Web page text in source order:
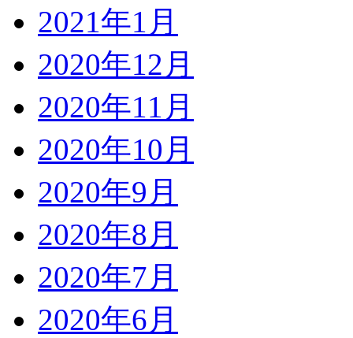
2021年1月
2020年12月
2020年11月
2020年10月
2020年9月
2020年8月
2020年7月
2020年6月